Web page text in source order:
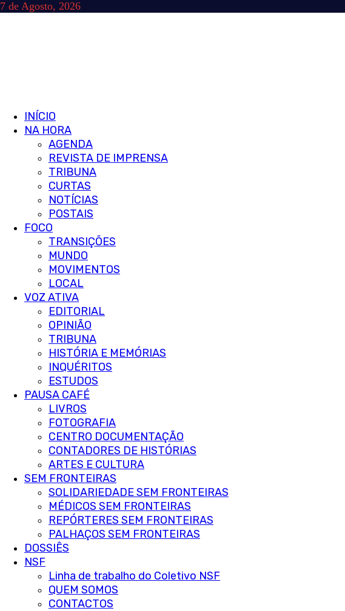
Skip
7 de Agosto, 2026
Primary
Menu
INÍCIO
NA HORA
AGENDA
REVISTA DE IMPRENSA
TRIBUNA
CURTAS
NOTÍCIAS
POSTAIS
FOCO
TRANSIÇÕES
MUNDO
MOVIMENTOS
LOCAL
VOZ ATIVA
EDITORIAL
OPINIÃO
TRIBUNA
HISTÓRIA E MEMÓRIAS
INQUÉRITOS
ESTUDOS
PAUSA CAFÉ
LIVROS
FOTOGRAFIA
CENTRO DOCUMENTAÇÃO
CONTADORES DE HISTÓRIAS
ARTES E CULTURA
SEM FRONTEIRAS
SOLIDARIEDADE SEM FRONTEIRAS
MÉDICOS SEM FRONTEIRAS
REPÓRTERES SEM FRONTEIRAS
PALHAÇOS SEM FRONTEIRAS
DOSSIÊS
NSF
Linha de trabalho do Coletivo NSF
QUEM SOMOS
CONTACTOS